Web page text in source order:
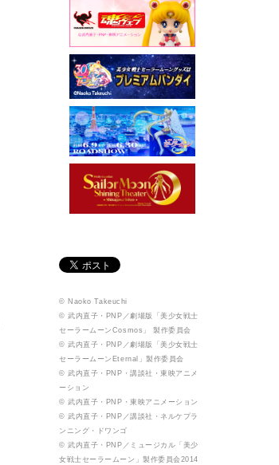
© Naoko Takeuchi
© 武内直子・PNP／劇場版「美少女戦士
セーラームーンCosmos」 製作委員会
© 武内直子・PNP／劇場版「美少女戦士
セーラームーンEternal」製作委員会
© 武内直子・PNP・講談社・東映アニメ
ーション
© 武内直子・PNP・東映アニメーション
© 武内直子・PNP／講談社・ネルケプラ
ンニング・ドワンゴ
© 武内直子・PNP／ミュージカル「美少
女戦士セーラームーン」製作委員会2014